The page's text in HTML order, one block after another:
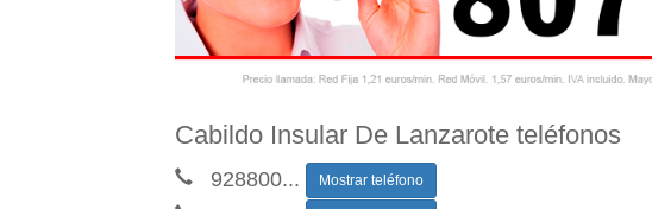
Cabildo Insular De Lanzarote teléfonos
928800... Mostrar teléfono